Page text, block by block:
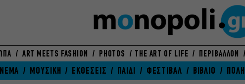
ART MEETS FASHION PHOTOS THE ART OF LIFE ΠΕΡΙΒΑΛΛΟΝ
ΜΟΥΣΙΚΗ ΕΚΘΕΣΕΙΣ ΠΑΙΔΙ ΦΕΣΤΙΒΑΛ ΒΙΒΛΙΟ ΠΟΛΗ